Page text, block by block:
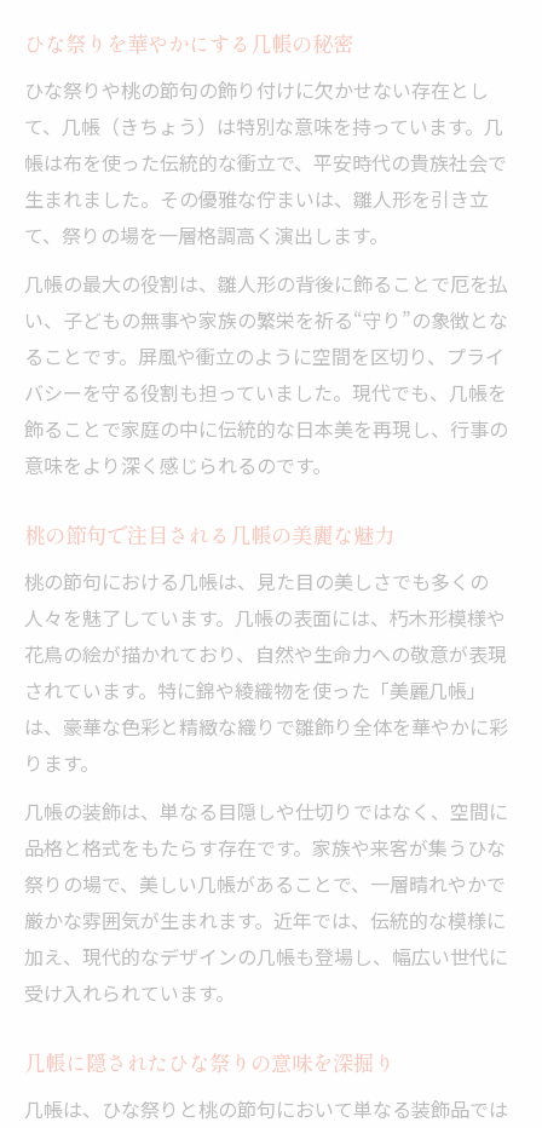
ひな祭りを華やかにする几帳の秘密
ひな祭りや桃の節句の飾り付けに欠かせない存在とし
て、几帳（きちょう）は特別な意味を持っています。几
帳は布を使った伝統的な衝立で、平安時代の貴族社会で
生まれました。その優雅な佇まいは、雛人形を引き立
て、祭りの場を一層格調高く演出します。
几帳の最大の役割は、雛人形の背後に飾ることで厄を払
い、子どもの無事や家族の繁栄を祈る“守り”の象徴とな
ることです。屏風や衝立のように空間を区切り、プライ
バシーを守る役割も担っていました。現代でも、几帳を
飾ることで家庭の中に伝統的な日本美を再現し、行事の
意味をより深く感じられるのです。
桃の節句で注目される几帳の美麗な魅力
桃の節句における几帳は、見た目の美しさでも多くの
人々を魅了しています。几帳の表面には、朽木形模様や
花鳥の絵が描かれており、自然や生命力への敬意が表現
されています。特に錦や綾織物を使った「美麗几帳」
は、豪華な色彩と精緻な織りで雛飾り全体を華やかに彩
ります。
几帳の装飾は、単なる目隠しや仕切りではなく、空間に
品格と格式をもたらす存在です。家族や来客が集うひな
祭りの場で、美しい几帳があることで、一層晴れやかで
厳かな雰囲気が生まれます。近年では、伝統的な模様に
加え、現代的なデザインの几帳も登場し、幅広い世代に
受け入れられています。
几帳に隠されたひな祭りの意味を深掘り
几帳は、ひな祭りと桃の節句において単なる装飾品では